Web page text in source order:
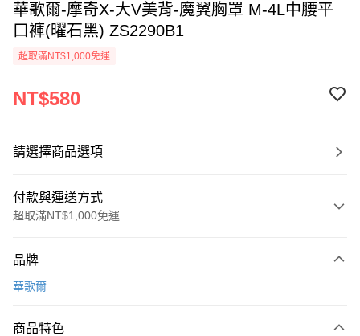
華歌爾-摩奇X-大V美背-魔翼胸罩 M-4L中腰平
口褲(曜石黑) ZS2290B1
超取滿NT$1,000免運
NT$580
請選擇商品選項
付款與運送方式
超取滿NT$1,000免運
信用卡一次付款
LINE Pay
品牌
華歌爾
商品特色